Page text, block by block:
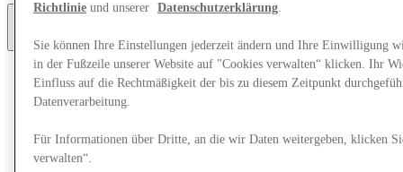
Mehr
Richtlinie und unserer Datenschutzerklärung.
Sie können Ihre Einstellungen jederzeit ändern und Ihre Einwilligung
in der Fußzeile unserer Website auf "Cookies verwalten“ klicken. Ihr
Einfluss auf die Rechtmäßigkeit der bis zu diesem Zeitpunkt
Datenverarbeitung.
Für Informationen über Dritte, an die wir Daten weitergeben, klicken
verwalten“.